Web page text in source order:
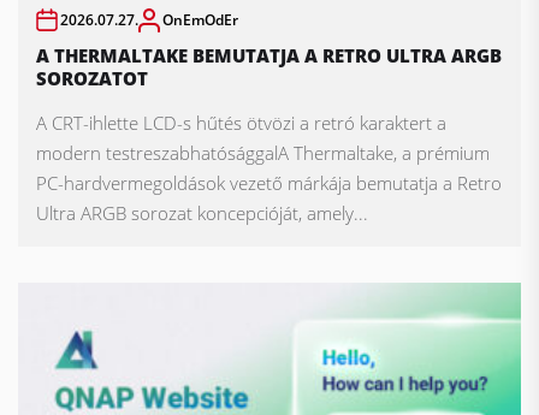
2026.07.27. OnEmOdEr
A THERMALTAKE BEMUTATJA A RETRO ULTRA ARGB
SOROZATOT
A CRT-ihlette LCD-s hűtés ötvözi a retró karaktert a
modern testreszabhatósággalA Thermaltake, a prémium
PC-hardvermegoldások vezető márkája bemutatja a Retro
Ultra ARGB sorozat koncepcióját, amely...